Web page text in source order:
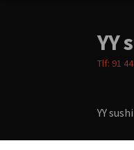
Spring
til
Spring
til
indhold
YY
Tlf: 91
YY sushi